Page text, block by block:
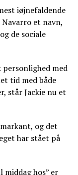
iøjnefaldende
Navarro et navn,
de sociale
med
tid med både
står Jackie nu et
og det
har stået på
hos” er